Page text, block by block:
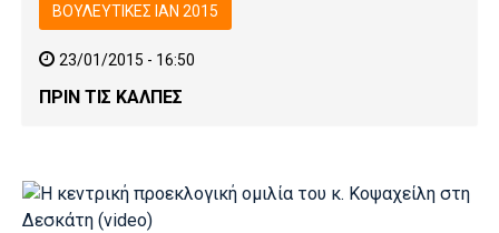
ΒΟΥΛΕΥΤΙΚΕΣ ΙΑΝ 2015
23/01/2015 - 16:50
ΠΡΙΝ ΤΙΣ ΚΑΛΠΕΣ